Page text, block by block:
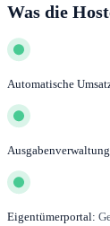
Was die
Automatische
Eigentümerportal: